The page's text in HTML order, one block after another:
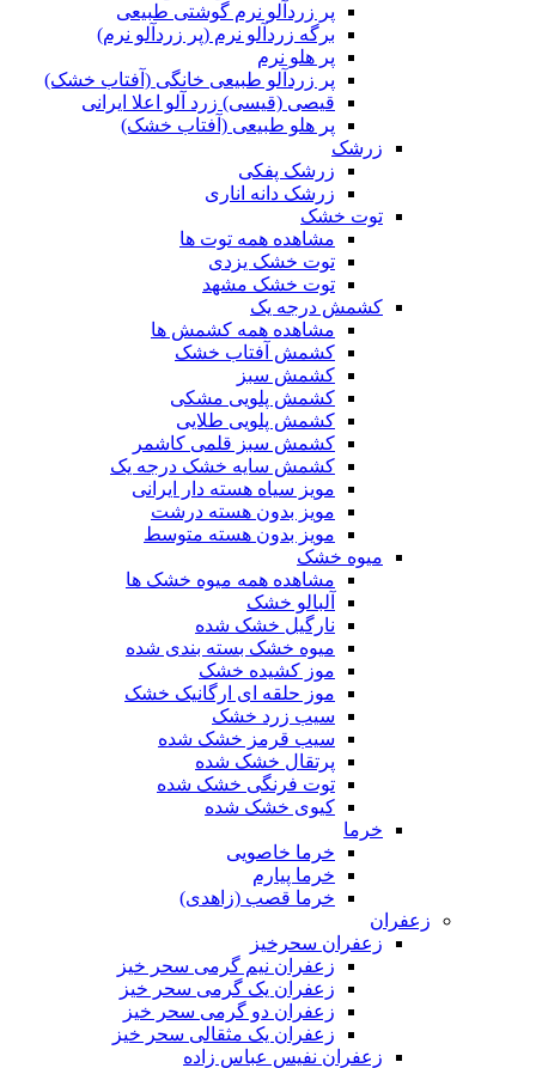
پر زردآلو نرم گوشتی طبیعی
برگه زردآلو نرم (پر زردآلو نرم)
پر هلو نرم
پر زردآلو طبیعی خانگی (آفتاب خشک)
قیصی (قیسی) زرد آلو اعلا ایرانی
پر هلو طبیعی (آفتاب خشک)
زرشک
زرشک پفکی
زرشک دانه اناری
توت خشک
مشاهده همه توت ها
توت خشک یزدی
توت خشک مشهد
کشمش درجه یک
مشاهده همه کشمش ها
کشمش آفتاب خشک
کشمش سبز
کشمش پلویی مشکی
کشمش پلویی طلایی
کشمش سبز قلمی کاشمر
کشمش سایه خشک درجه یک
مویز سیاه هسته دار ایرانی
مویز بدون هسته درشت
مویز بدون هسته متوسط
میوه خشک
مشاهده همه میوه خشک ها
آلبالو خشک
نارگیل خشک شده
میوه خشک بسته بندی شده
موز کشیده خشک
موز حلقه ای ارگانیک خشک
سیب زرد خشک
سیب قرمز خشک شده
پرتقال خشک شده
توت فرنگی خشک شده
کیوی خشک شده
خرما
خرما خاصویی
خرما پیارم
خرما قصب (زاهدی)
زعفران
زعفران سحرخیز
زعفران نیم گرمی سحر خیز
زعفران یک گرمی سحر خیز
زعفران دو گرمی سحر خیز
زعفران یک مثقالی سحر خیز
زعفران نفیس عباس زاده